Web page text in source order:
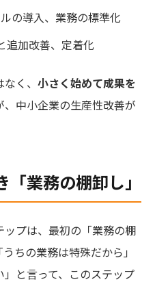
の導入、業務の標準化
追加改善、定着化
く、 小さく始めて成果を
、中小企業の生産性改善が
業務の棚卸し」
プは、最初の「業務の棚
ちの業務は特殊だから」
」と言って、このステップ